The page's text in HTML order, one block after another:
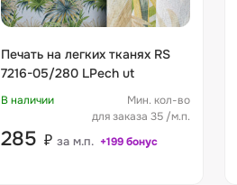
Печать на легких тканях RS
7216-05/280 LPech ut
В наличии
Мин. кол-во
для заказа 35 /м.п.
285 ₽ за м.п. +199 бонус